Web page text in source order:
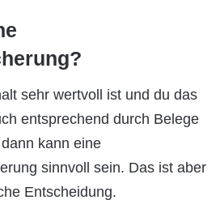
sehr wertvoll ist und du das
entsprechend durch Belege
kann eine
sinnvoll sein. Das ist aber
Entscheidung.